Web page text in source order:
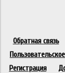
Обратная связь
Регистрация